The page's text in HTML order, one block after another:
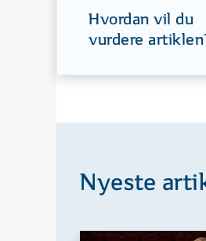
Hvordan vil du
vurdere
Nyeste